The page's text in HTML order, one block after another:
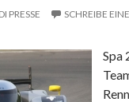
PRESSE SCHREIBE
Spa